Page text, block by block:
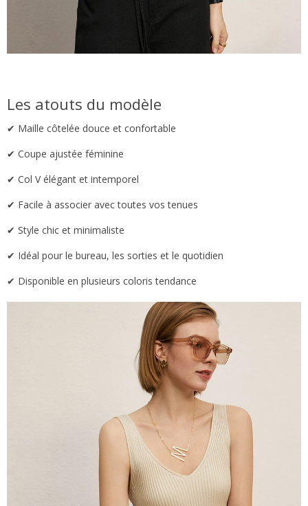
Les atouts du modèle
✔ Maille côtelée douce et confortable
✔ Coupe ajustée féminine
✔ Col V élégant et intemporel
✔ Facile à associer avec toutes vos tenues
✔ Style chic et minimaliste
✔ Idéal pour le bureau, les sorties et le quotidien
✔ Disponible en plusieurs coloris tendance